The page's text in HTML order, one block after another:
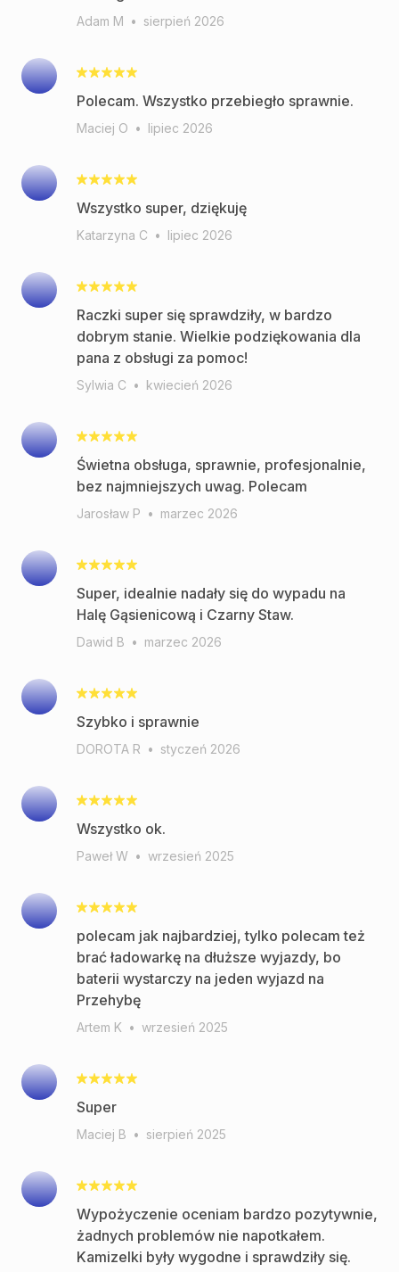
Adam M • sierpień 2026
Polecam. Wszystko przebiegło sprawnie.
Maciej O • lipiec 2026
Wszystko super, dziękuję
Katarzyna C • lipiec 2026
Raczki super się sprawdziły, w bardzo
dobrym stanie. Wielkie podziękowania dla
pana z obsługi za pomoc!
Sylwia C • kwiecień 2026
Świetna obsługa, sprawnie, profesjonalnie,
bez najmniejszych uwag. Polecam
Jarosław P • marzec 2026
Super, idealnie nadały się do wypadu na
Halę Gąsienicową i Czarny Staw.
Dawid B • marzec 2026
Szybko i sprawnie
DOROTA R • styczeń 2026
Wszystko ok.
Paweł W • wrzesień 2025
polecam jak najbardziej, tylko polecam też
brać ładowarkę na dłuższe wyjazdy, bo
baterii wystarczy na jeden wyjazd na
Przehybę
Artem K • wrzesień 2025
Super
Maciej B • sierpień 2025
Wypożyczenie oceniam bardzo pozytywnie,
żadnych problemów nie napotkałem.
Kamizelki były wygodne i sprawdziły się.